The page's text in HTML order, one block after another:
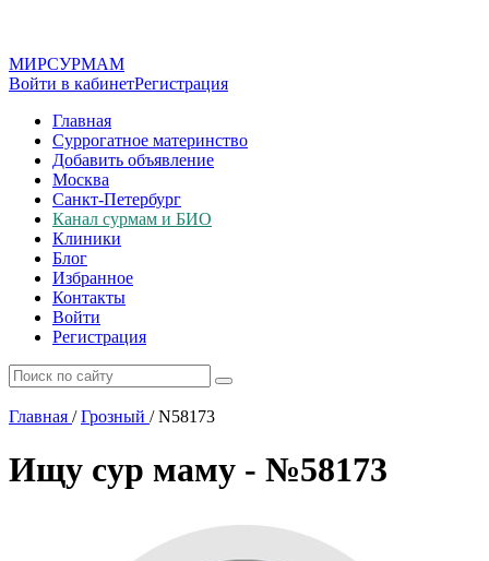
МИРСУРМАМ
Войти в кабинетРегистрация
Главная
Суррогатное материнство
Добавить объявление
Москва
Санкт-Петербург
Канал сурмам и БИО
Клиники
Блог
Избранное
Контакты
Войти
Регистрация
Главная / Грозный /N58173
Ищу сур маму - №58173